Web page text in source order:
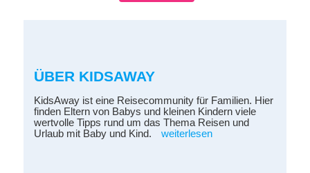
ÜBER KIDSAWAY
KidsAway ist eine Reisecommunity für Familien. Hier
finden Eltern von Babys und kleinen Kindern viele
wertvolle Tipps rund um das Thema Reisen und
Urlaub mit Baby und Kind.
weiterlesen